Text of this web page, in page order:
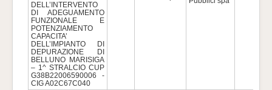
DELL’INTERVENTO
DI ADEGUAMENTO
FUNZIONALE E
POTENZIAMENTO
CAPACITA’
DELL’IMPIANTO DI
DEPURAZIONE DI
BELLUNO MARISIGA
– 1^ STRALCIO CUP
G38B22006590006 -
CIG A02C67C040